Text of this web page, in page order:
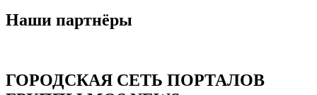
Наши партнёры
ГОРОДСКАЯ СЕТЬ ПОРТАЛОВ